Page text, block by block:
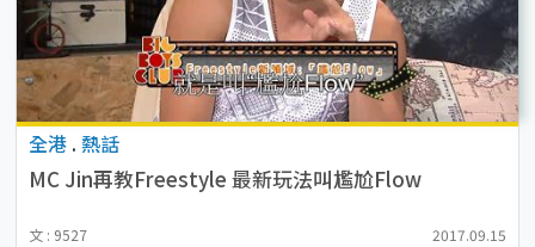
全港 . 熱話
MC Jin再教Freestyle 最新玩法叫尷尬Flow
文 : 9527 2017.09.15